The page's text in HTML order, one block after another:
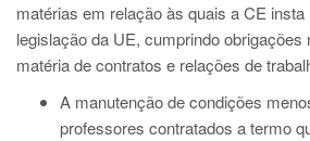
matérias em relação às quais a CE
legislação da UE, cumprindo obrigações
matéria de contratos e relações de
A manutenção de condições
professores contratados a termo